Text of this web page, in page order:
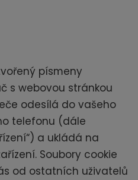
písmeny
s webovou stránkou
odesílá do vašeho
telefonu (dále
a ukládá na
Soubory cookie
od ostatních uživatelů